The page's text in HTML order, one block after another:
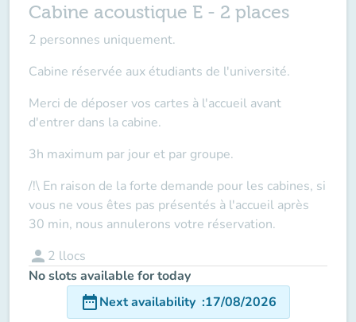
Cabine acoustique E - 2 places
2 personnes uniquement.
Cabine réservée aux étudiants de l'université.
Merci de déposer vos cartes à l'accueil avant
d'entrer dans la cabine.
3h maximum par jour et par groupe.
/!\ En raison de la forte demande pour les cabines, si
vous ne vous êtes pas présentés à l'accueil après
30 min, nous annulerons votre réservation.
person 2 llocs
No slots available for today
date_rangeNext availability :17/08/2026